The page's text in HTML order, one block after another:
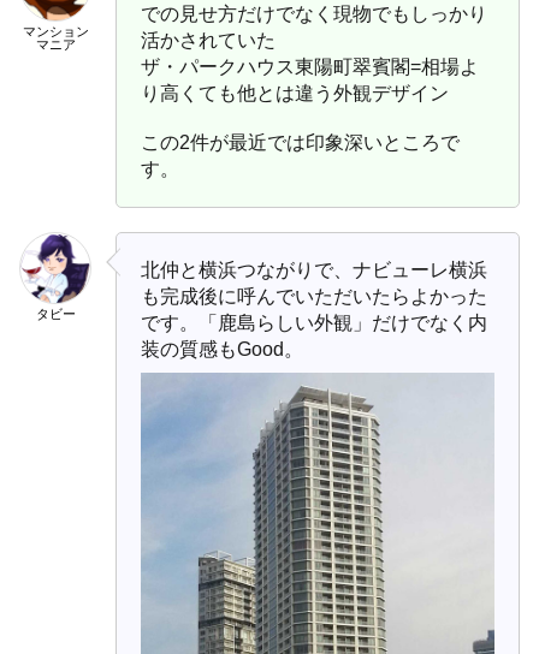
マンション
マニア
での見せ方だけでなく現物でもしっかり
活かされていた
ザ・パークハウス東陽町翠賓閣=相場よ
り高くても他とは違う外観デザイン
この2件が最近では印象深いところで
す。
タビー
北仲と横浜つながりで、ナビューレ横浜
も完成後に呼んでいただいたらよかった
です。「鹿島らしい外観」だけでなく内
装の質感もGood。